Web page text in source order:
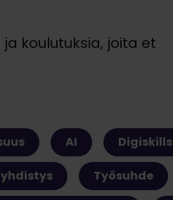
koulutuksia, joita et
AI Digiskills
Työsuhde